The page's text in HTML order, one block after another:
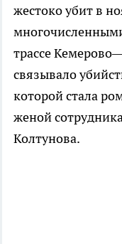
жестоко убит в
трассе
связывало
которой стала
женой
Колтунова.